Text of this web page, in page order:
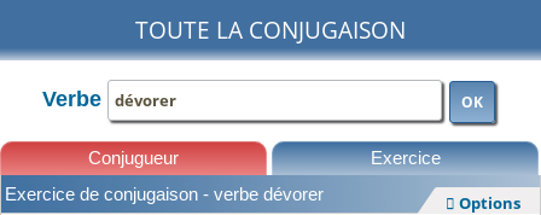
TOUTE LA CONJUGAISON
Verbe OK
Conjugueur Exercice
Exercice de conjugaison - verbe dévorer  Options